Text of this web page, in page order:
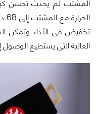
المشتت لم يحدث تحسن
تخفيض فى الأداء وتمكن
العالية التى يستطيع الوصول